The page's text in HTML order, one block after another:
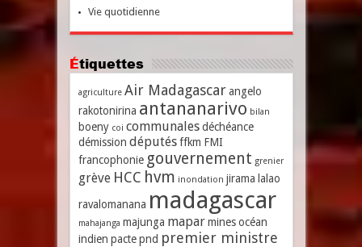
Vie quotidienne
Étiquettes
agriculture Air Madagascar angelo
rakotonirina antananarivo bilan
boeny coi communales déchéance
démission députés ffkm FMI
francophonie gouvernement grenier
grève HCC hvm inondation jirama lalao
ravalomanana madagascar
mahajanga majunga mapar mines océan
indien pacte pnd premier ministre